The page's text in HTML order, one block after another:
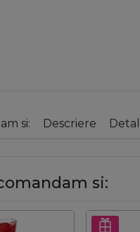
si: Descriere
si: